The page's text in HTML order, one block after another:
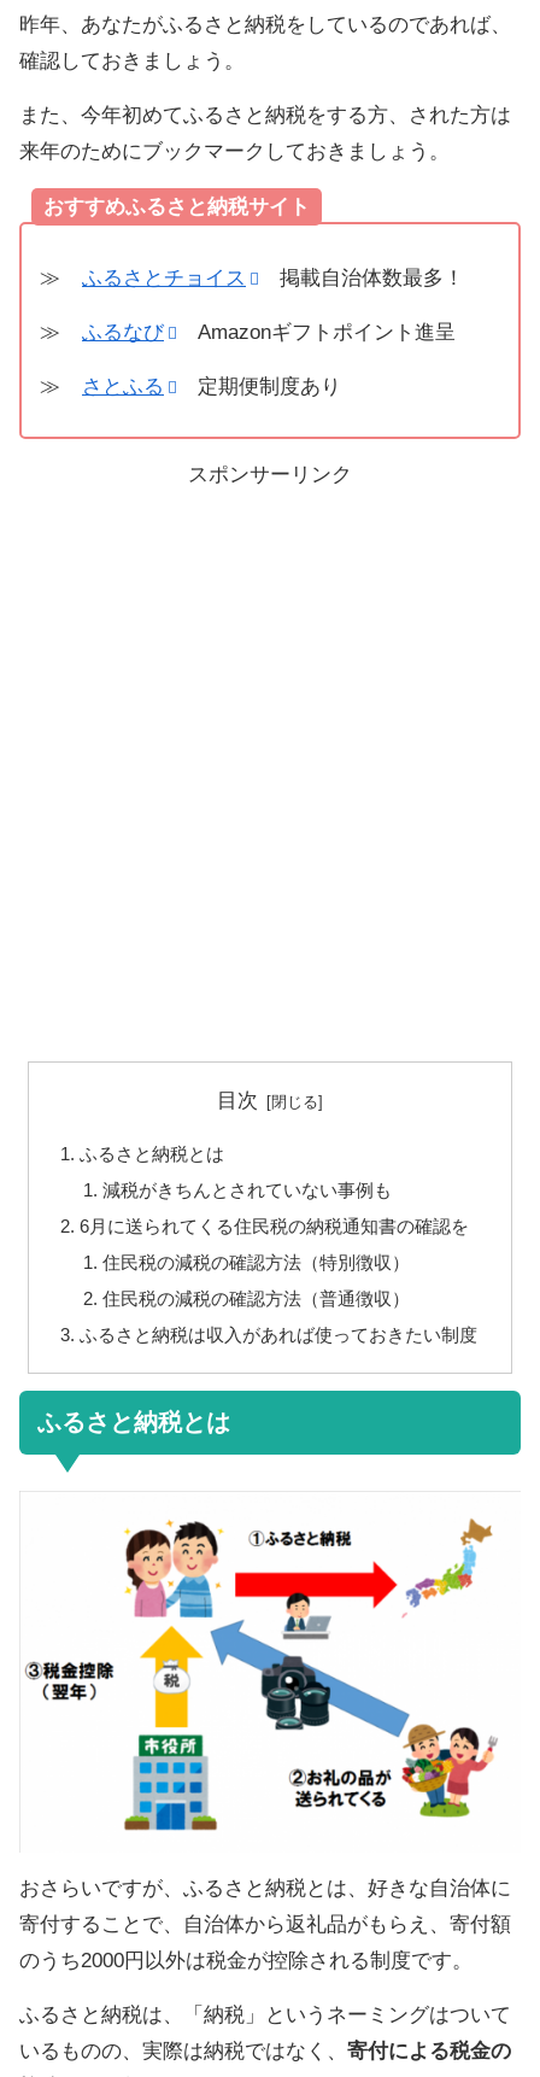
昨年、あなたがふるさと納税をしているのであれば、
確認しておきましょう。
また、今年初めてふるさと納税をする方、された方は
来年のためにブックマークしておきましょう。
おすすめふるさと納税サイト
≫ ふるさとチョイス 掲載自治体数最多！
≫ ふるなび Amazonギフトポイント進呈
≫ さとふる 定期便制度あり
スポンサーリンク
目次
ふるさと納税とは
減税がきちんとされていない事例も
6月に送られてくる住民税の納税通知書の確認を
住民税の減税の確認方法（特別徴収）
住民税の減税の確認方法（普通徴収）
ふるさと納税は収入があれば使っておきたい制度
ふるさと納税とは
おさらいですが、ふるさと納税とは、好きな自治体に
寄付することで、自治体から返礼品がもらえ、寄付額
のうち2000円以外は税金が控除される制度です。
ふるさと納税は、「納税」というネーミングはついて
いるものの、実際は納税ではなく、 寄付による税金の